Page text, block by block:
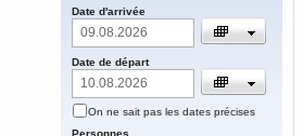
​Date d'arrivée
​Date de départ
​On ne sait pas les dates précises
​Personnes